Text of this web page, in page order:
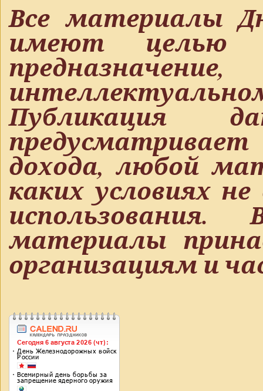
Все материалы
имеют целью
Публикация
дохода, любой
каких условиях
материалы
организациям и